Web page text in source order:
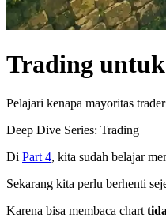
Trading
Pelajari kenapa mayoritas
Deep Dive Series: Trading
Di Part 4, kita sudah belajar
Sekarang kita perlu berhenti
Karena bisa membaca chart